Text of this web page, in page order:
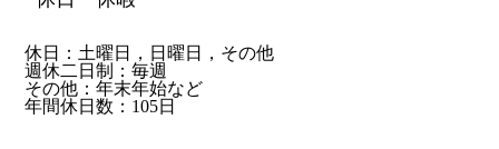
休日：土曜日，日曜日，その他
週休二日制：毎週
その他：年末年始など
年間休日数：105日